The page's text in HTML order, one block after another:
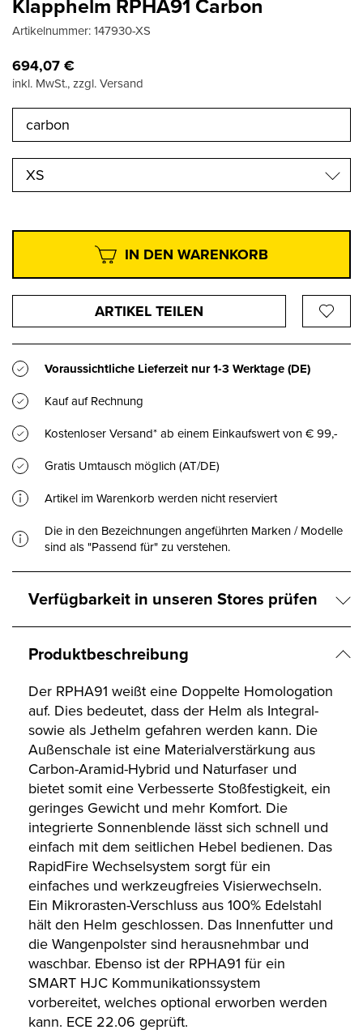
Klapphelm RPHA91 Carbon
Artikelnummer:147930-XS
694,07€
inkl. MwSt., zzgl. Versand
XS
IN DEN WARENKORB
ARTIKEL TEILEN
Voraussichtliche Lieferzeit nur1-3 Werktage(DE)
Kauf auf Rechnung
Kostenloser Versand* ab einem Einkaufswert von € 99,-
Gratis Umtausch möglich (AT/DE)
Artikel im Warenkorb werden nicht reserviert
Die in den Bezeichnungen angeführten Marken / Modelle
sind als "Passend für" zu verstehen.
Verfügbarkeit in unseren Stores prüfen
Produktbeschreibung
Der RPHA91 weißt eine Doppelte Homologation
auf. Dies bedeutet, dass der Helm als Integral-
sowie als Jethelm gefahren werden kann. Die
Außenschale ist eine Materialverstärkung aus
Carbon-Aramid-Hybrid und Naturfaser und
bietet somit eine Verbesserte Stoßfestigkeit, ein
geringes Gewicht und mehr Komfort. Die
integrierte Sonnenblende lässt sich schnell und
einfach mit dem seitlichen Hebel bedienen. Das
RapidFire Wechselsystem sorgt für ein
einfaches und werkzeugfreies Visierwechseln.
Ein Mikrorasten-Verschluss aus 100% Edelstahl
hält den Helm geschlossen. Das Innenfutter und
die Wangenpolster sind herausnehmbar und
waschbar. Ebenso ist der RPHA91 für ein
SMART HJC Kommunikationssystem
vorbereitet, welches optional erworben werden
kann. ECE 22.06 geprüft.